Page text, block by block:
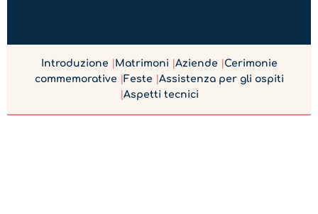
Introduzione Matrimoni Aziende
Cerimonie
commemorative
Feste
Assistenza per gli ospiti
Aspetti tecnici